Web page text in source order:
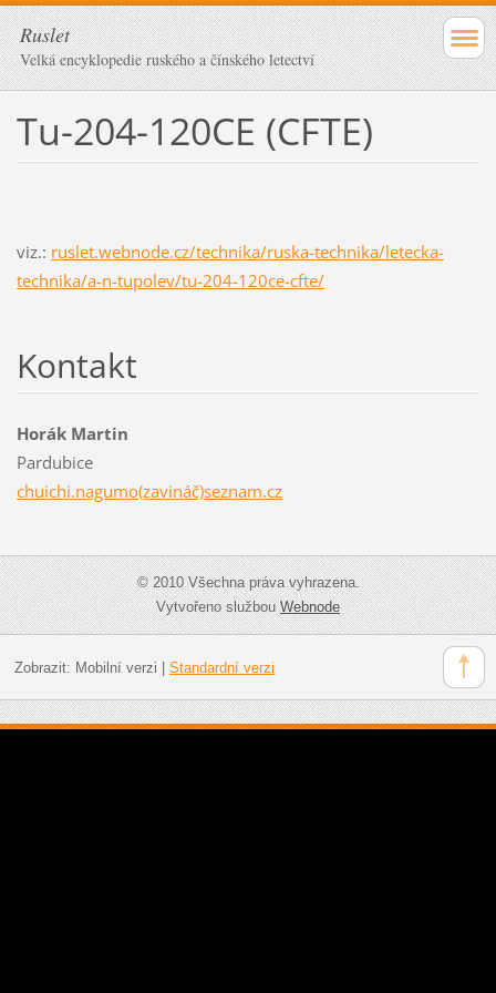
Ruslet
Velká encyklopedie ruského a čínského letectví
Tu-204-120CE (CFTE)
viz.: ruslet.webnode.cz/technika/ruska-technika/letecka-
technika/a-n-tupolev/tu-204-120ce-cfte/
Kontakt
Horák Martin
Pardubice
chuichi.nagumo(zavináč)seznam.cz
© 2010 Všechna práva vyhrazena.
Vytvořeno službouWebnode
Zobrazit: Mobilní verzi Standardní verzi